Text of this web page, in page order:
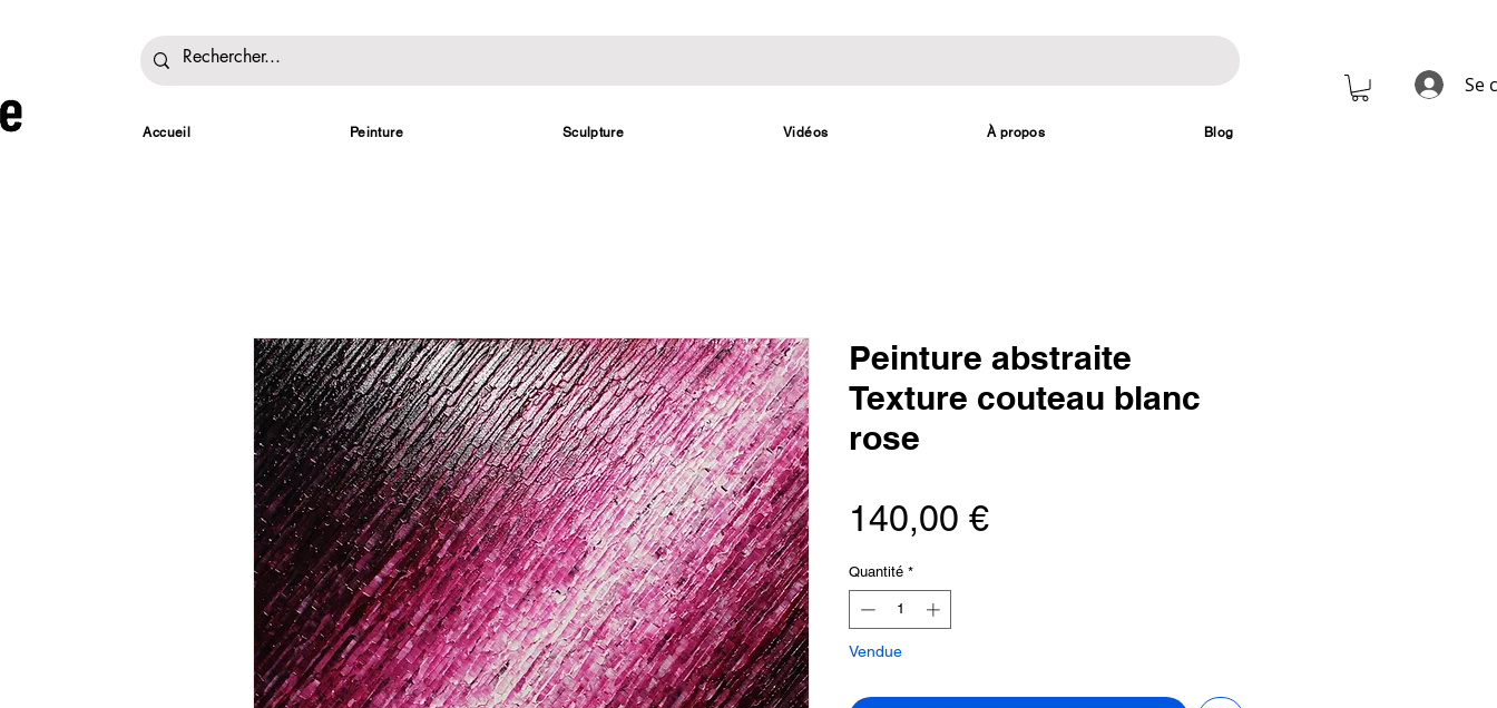
Se
Accueil Peinture Sculpture Vidéos À propos Blog
Peinture abstraite
Texture couteau blanc
rose
140,00 €Prix
Quantité *
Vendue